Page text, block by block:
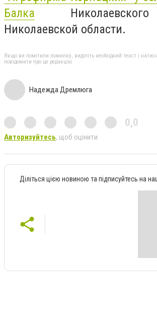
Балка
Николаевской области.
Якщо ви помітили помилку, виділіть необхідний текст і
повідомити про це редакцію
Надежда Дремлюга
0,0
Авторизуйтесь, щоб оцінити
Діліться цією новиною та підписуйтесь на